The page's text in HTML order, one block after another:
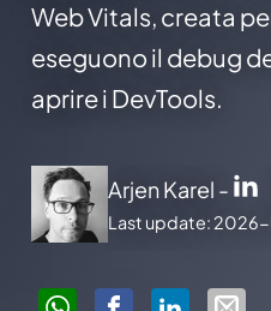
Web Vitals, creata
eseguono il debug
aprire i DevTools.
Arjen Karel -
Last update: